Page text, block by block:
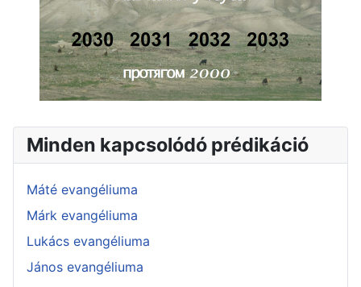
Minden kapcsolódó prédikáció
Máté evangéliuma
Márk evangéliuma
Lukács evangéliuma
János evangéliuma